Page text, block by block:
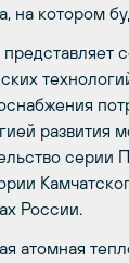
на котором
развития
серии
России.
атомная